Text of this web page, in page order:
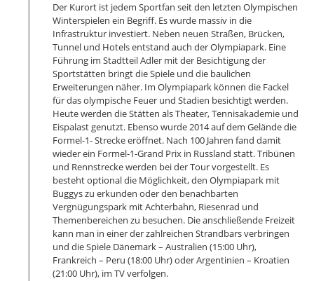
Der Kurort ist jedem Sportfan seit den letzten Olympischen
Winterspielen ein Begriff. Es wurde massiv in die
Infrastruktur investiert. Neben neuen Straßen, Brücken,
Tunnel und Hotels entstand auch der Olympiapark. Eine
Führung im Stadtteil Adler mit der Besichtigung der
Sportstätten bringt die Spiele und die baulichen
Erweiterungen näher. Im Olympiapark können die Fackel
für das olympische Feuer und Stadien besichtigt werden.
Heute werden die Stätten als Theater, Tennisakademie und
Eispalast genutzt. Ebenso wurde 2014 auf dem Gelände die
Formel-1- Strecke eröffnet. Nach 100 Jahren fand damit
wieder ein Formel-1-Grand Prix in Russland statt. Tribünen
und Rennstrecke werden bei der Tour vorgestellt. Es
besteht optional die Möglichkeit, den Olympiapark mit
Buggys zu erkunden oder den benachbarten
Vergnügungspark mit Achterbahn, Riesenrad und
Themenbereichen zu besuchen. Die anschließende Freizeit
kann man in einer der zahlreichen Strandbars verbringen
und die Spiele Dänemark – Australien (15:00 Uhr),
Frankreich – Peru (18:00 Uhr) oder Argentinien – Kroatien
(21:00 Uhr), im TV verfolgen.